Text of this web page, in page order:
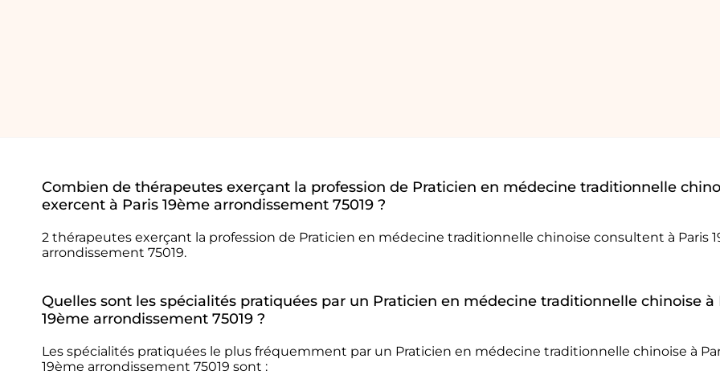
Combien de thérapeutes exerçant la profession de Praticien en médecine traditionnelle
exercent à Paris 19ème arrondissement 75019 ?
2 thérapeutes exerçant la profession de Praticien en médecine traditionnelle chinoise consultent à Paris
arrondissement 75019.
Quelles sont les spécialités pratiquées par un Praticien en médecine traditionnelle chinoise à
19ème arrondissement 75019 ?
Les spécialités pratiquées le plus fréquemment par un Praticien en médecine traditionnelle chinoise à
19ème arrondissement 75019 sont :